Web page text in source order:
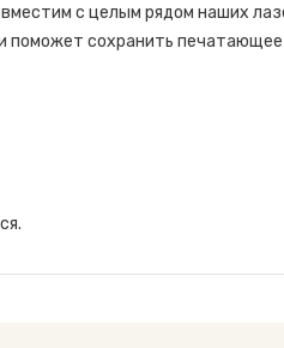
с целым рядом наших
сохранить печатающее